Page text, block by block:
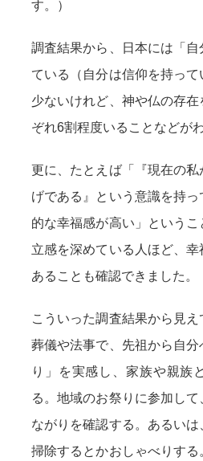
す。）
調査結果から、日本には「
ている（自分は信仰を持っ
少ないけれど、神や仏の存
ぞれ6割程度いることなどが
更に、たとえば「『現在の
げである』という意識を持
的な幸福感が高い」という
立感を深めている人ほど、
あることも確認できました。
こういった調査結果から見
葬儀や法事で、先祖から自
り」を実感し、家族や親族
る。地域のお祭りに参加し
ながりを確認する。あるい
掃除するとかおしゃべりす